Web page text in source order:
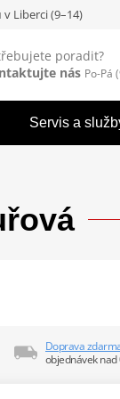
v Liberci (9–14)
poradit?
nás Po-Pá
Servis a
Doprava
objednávek nad